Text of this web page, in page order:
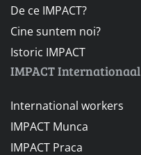
De ce IMPACT?
Cine suntem noi?
Istoric IMPACT
IMPACT Internationaal
International workers
IMPACT Munca
IMPACT Praca